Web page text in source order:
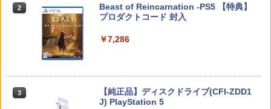
￥7,849
東日本編＋西日本編 [KDEMOMO2 NSW
2 モモタロウデンテツ2]
￥3,484
￥330
￥330
ゲーム ミュージック ]
3
図書館戦争 革命のつばさBlu-ray特別版
2 スプラトゥーン レイダース -Switch2
3 Nintendo Switch 2(日本語・国内専用)
2
Beast of Reincarnation -PS5 【特典】
プロダクトコード 封入
￥7,286
3
【純正品】ディスクドライブ(CFI-ZDD1
J) PlayStation 5